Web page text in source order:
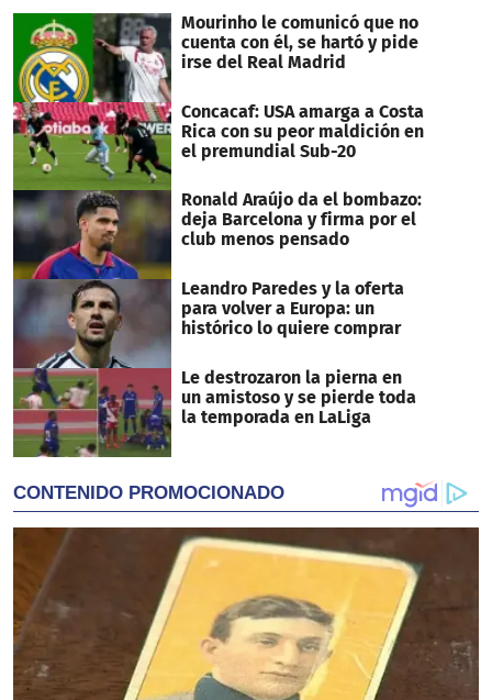
51
seconds
Mourinho le comunicó que no
cuenta con él, se hartó y pide
irse del Real Madrid
Concacaf: USA amarga a Costa
Rica con su peor maldición en
el premundial Sub-20
Ronald Araújo da el bombazo:
deja Barcelona y firma por el
club menos pensado
Leandro Paredes y la oferta
para volver a Europa: un
histórico lo quiere comprar
Le destrozaron la pierna en
un amistoso y se pierde toda
la temporada en LaLiga